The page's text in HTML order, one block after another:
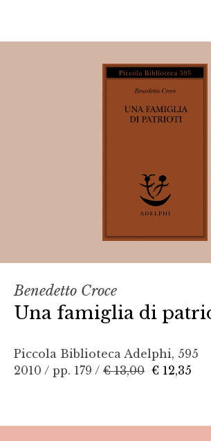
Benedetto Croce
Una famiglia di
Piccola Biblioteca Adelphi, 595
2010 / pp. 179 / € 13,00 € 12,35